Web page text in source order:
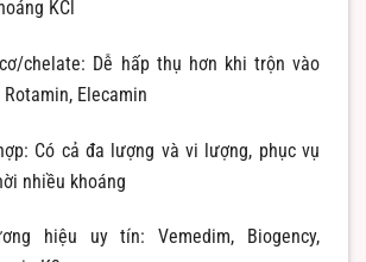
KCl
chelate: Dễ hấp thụ hơn khi trộn vào
Elecamin
Có cả đa lượng và vi lượng, phục vụ
nhiều khoáng
hiệu uy tín: Vemedim, Biogency,